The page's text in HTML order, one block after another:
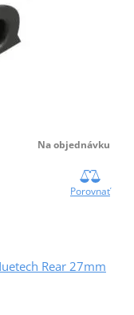
Na objednávku
Porovnať
Rear 27mm